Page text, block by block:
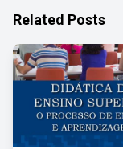
Related Posts